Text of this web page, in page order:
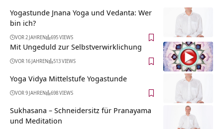
Yogastunde Jnana Yoga und Vedanta: Wer
bin ich?
VOR 2 JAHREN 695 VIEWS
Mit Ungeduld zur Selbstverwirklichung
VOR 16 JAHREN 513 VIEWS
Yoga Vidya Mittelstufe Yogastunde
VOR 9 JAHREN 698 VIEWS
Sukhasana – Schneidersitz für Pranayama
und Meditation